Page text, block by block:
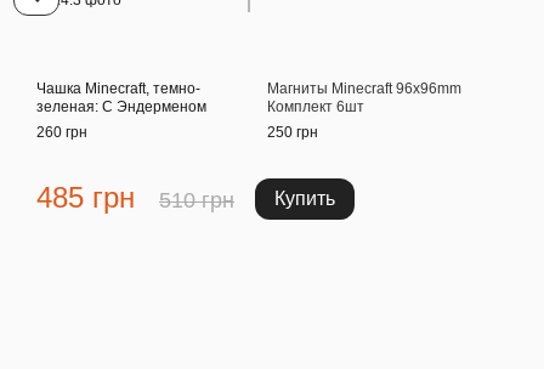
Чашка Minecraft, темно-
зеленая: С Эндерменом
260 грн
Магниты Minecraft 96х96mm
Комплект 6шт
250 грн
485 грн 510 грн Купить